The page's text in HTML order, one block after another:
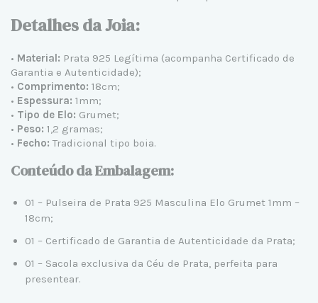
Detalhes da Joia:
• Material: Prata 925 Legítima (acompanha Certificado de
Garantia e Autenticidade);
• Comprimento: 18cm;
• Espessura: 1mm;
• Tipo de Elo: Grumet;
• Peso: 1,2 gramas;
• Fecho: Tradicional tipo boia.
Conteúdo da Embalagem:
01 – Pulseira de Prata 925 Masculina Elo Grumet 1mm –
18cm;
01 – Certificado de Garantia de Autenticidade da Prata;
01 – Sacola exclusiva da Céu de Prata, perfeita para
presentear.